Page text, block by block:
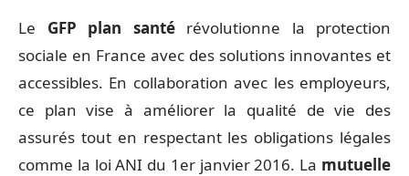
Le GFP plan santérévolutionne la protection
sociale en France avec des solutions innovantes et
accessibles. En collaboration avec les employeurs,
ce plan vise à améliorer la qualité de vie des
assurés tout en respectant les obligations légales
comme la loi ANI du 1er janvier 2016. La mutuelle